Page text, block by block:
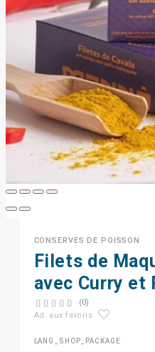
CONSERVES DE POISSON
Filets de
avec Curry et
(0)
Ad. aux favoris
LANG_SHOP_PACKAGE